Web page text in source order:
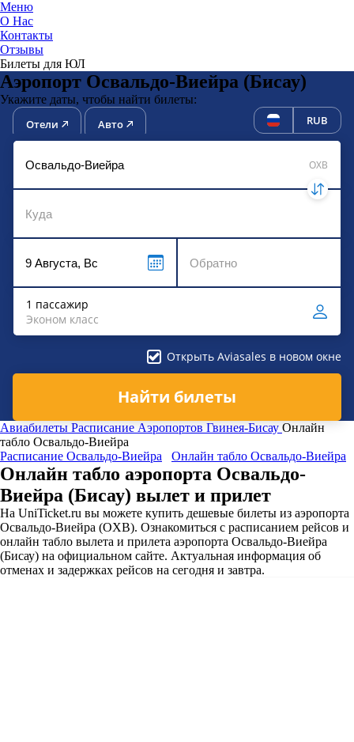
Меню
О Нас
Контакты
Отзывы
Билеты для ЮЛ
Аэропорт Освальдо-Виейра (Бисау)
Укажите даты, чтобы найти билеты:
Отели Авто RUB
OXB
1 пассажир
Эконом класс
Открыть Aviasales в новом окне
Найти билеты
Авиабилеты Расписание Аэропортов Гвинея-Бисау Онлайн
табло Освальдо-Виейра
Расписание Освальдо-Виейра
Онлайн табло Освальдо-Виейра
Онлайн табло аэропорта Освальдо-
Виейра (Бисау) вылет и прилет
На UniTicket.ru вы можете купить дешевые билеты из аэропорта
Освальдо-Виейра (OXB). Ознакомиться с расписанием рейсов и
онлайн табло вылета и прилета аэропорта Освальдо-Виейра
(Бисау) на официальном сайте. Актуальная информация об
отменах и задержках рейсов на сегодня и завтра.